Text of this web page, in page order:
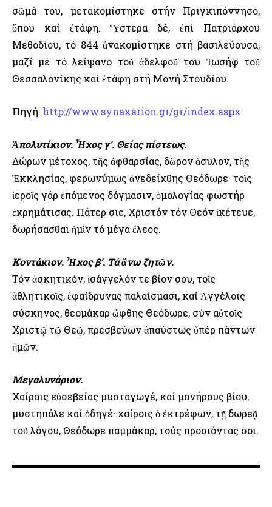
σῶμά του, μετακομίστηκε στήν Πριγκιπόννησο,
ὅπου καί ἐτάφη. Ὕστερα δέ, ἐπί Πατριάρχου
Μεθοδίου, τό 844 ἀνακομίστηκε στή βασιλεύουσα,
μαζί μέ τό λείψανο τοῦ ἀδελφοῦ του Ἰωσήφ τοῦ
Θεσσαλονίκης καί ἐτάφη στή Μονή Στουδίου.
Πηγή: http://www.synaxarion.gr/gr/index.aspx
Ἀπολυτίκιον. Ἦχος γ’. Θείας πίστεως.
Δώρων μέτοχος, τῆς ἀφθαρσίας, δῶρον ἄσυλον, τῆς
Ἐκκλησίας, φερωνύμως ἀνεδείχθης Θεόδωρε· τοῖς
ἱεροῖς γάρ ἑπόμενος δόγμασιν, ὁμολογίας φωστήρ
ἐχρημάτισας. Πάτερ Ὅσιε, Χριστόν τόν Θεόν ἱκέτευε,
δωρήσασθαι ἡμῖν τό μέγα ἔλεος.
Κοντάκιον. Ἦχος β’. Τά ἄνω ζητῶν.
Τόν ἀσκητικόν, ἰσάγγελόν τε βίον σου, τοῖς
ἀθλητικοῖς, ἐφαίδρυνας παλαίσμασι, καί Ἀγγέλοις
σύσκηνος, θεομάκαρ ὤφθης Θεόδωρε, σύν αὐτοῖς
Χριστῷ τῷ Θεῷ, πρεσβεύων ἀπαύστως ὑπέρ πάντων
ἡμῶν.
Μεγαλυνάριον.
Χαίροις εὐσεβείας μυσταγωγέ, καί μονήρους βίου,
μυστηπόλε καί ὁδηγέ· χαίροις ὁ ἐκτρέφων, τῇ δωρεᾷ
τοῦ λόγου, Θεόδωρε παμμάκαρ, τούς προσιόντας σοι.